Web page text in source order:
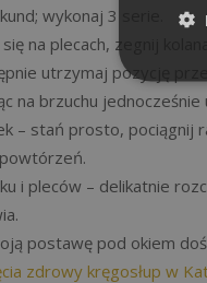
wykonaj 3 serie.
na plecach, zegnij
utrzymaj pozycję
na brzuchu
– stań prosto, pociągnij
i pleców – delikatnie
postawę pod okiem
zdrowy kręgosłup w